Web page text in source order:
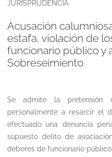
JURISPRUDENCIA
Acusación
estafa, violación de
funcionario público y
Sobreseimiento
Se admite la pretensión
personalmente a resarcir el
efectuado una denuncia
supuesto delito de
deberes de funcionario